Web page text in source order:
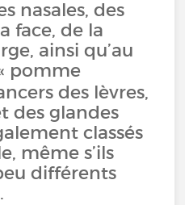
nasales, des
face, de la
ainsi qu’au
pomme
des lèvres,
des glandes
classés
même s’ils
différents